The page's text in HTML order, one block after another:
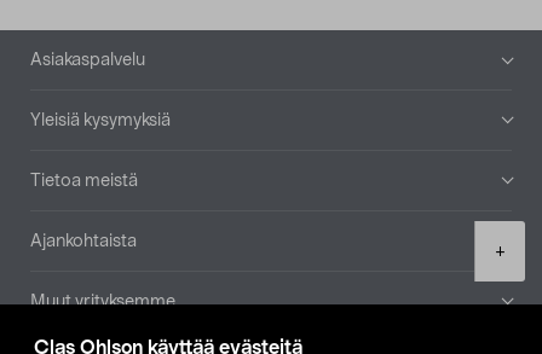
Clas Ohlson käyttää evästeitä
+
Alatunniste
Asiakaspalvelu
Yleisiä kysymyksiä
Tietoa meistä
Ajankohtaista
Muut yrityksemme